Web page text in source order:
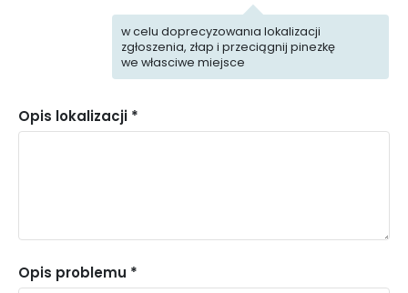
Inne
w celu doprecyzowania lokalizacji
zgłoszenia, złap i przeciągnij pinezkę
we własciwe miejsce
Opis lokalizacji *
Opis problemu *